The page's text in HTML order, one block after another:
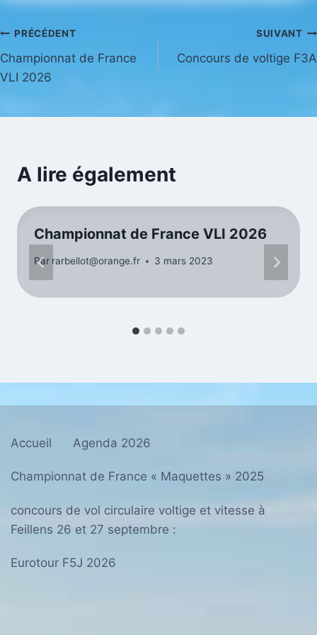
Navigation
de
PRÉCÉDENT
Championnat de France
VLI 2026
SUIVANT
Concours de voltige F3A
A lire également
Championnat de France VLI 2026
Par rarbellot@orange.fr 3 mars 2023
Accueil Agenda 2026
Championnat de France « Maquettes » 2025
concours de vol circulaire voltige et vitesse à
Feillens 26 et 27 septembre :
Eurotour F5J 2026